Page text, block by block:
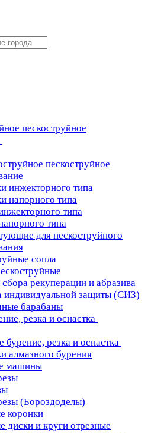
пескоструйное
пескоструйное
инжекторного типа
напорного типа
типа
типа
для пескоструйного
сопла
рекуперации и абразива
индивидуальной защиты (СИЗ)
барабаны
резка и оснастка
бурение, резка и оснастка
алмазного бурения
машины
(Бороздоделы)
коронки
диски и круги отрезные